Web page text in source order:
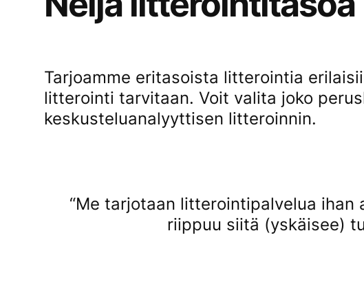
Tarjoamme eritasoista litterointia
litterointi tarvitaan. Voit valita joko
keskusteluanalyyttisen litteroinnin.
“Me tarjotaan litterointipalvelua
riippuu siitä (yskäisee)